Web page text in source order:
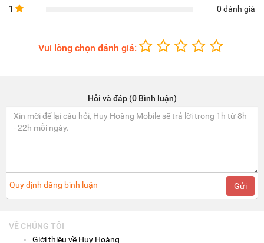
1
0 đánh giá
Vui lòng chọn đánh giá:
Hỏi và đáp (0 Bình luận)
Quy định đăng bình luận Gửi
VỀ CHÚNG TÔI
Giới thiệu về Huy Hoàng